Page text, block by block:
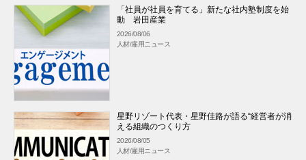
「社員が社員を育てる」新たな社内塾制度を始
動 岩田産業
2026/08/06
人材/雇用ニュース
星野リゾート代表・星野佳路が語る“経営者が消
える組織のつくり方
2026/08/05
人材/雇用ニュース